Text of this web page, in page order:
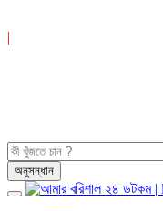
|